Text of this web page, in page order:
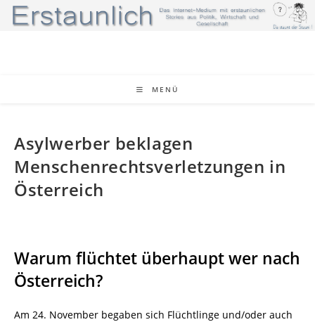
Zum
Inhalt
MENÜ
Asylwerber beklagen
Menschenrechtsverletzungen in
Österreich
Warum flüchtet überhaupt wer nach
Österreich?
Am 24. November begaben sich Flüchtlinge und/oder auch